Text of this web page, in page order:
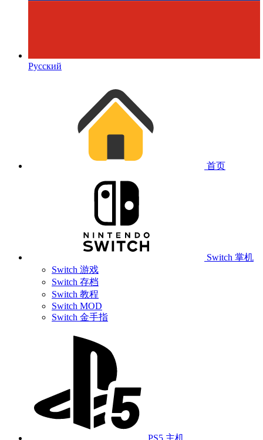
Русский
首页
Switch 掌机
Switch 游戏
Switch 存档
Switch 教程
Switch MOD
Switch 金手指